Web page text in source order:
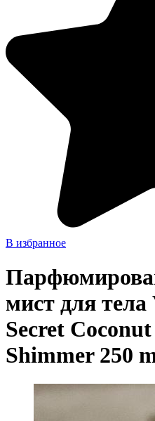
В избранное
мист для
Secret
Shimmer 250